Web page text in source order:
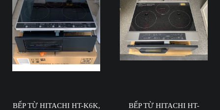
BẾP TỪ HITACHI HT-K6K,
BẾP TỪ HITACHI HT-